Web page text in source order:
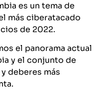
es un tema de
más ciberatacado
de 2022.
el panorama actual
y el conjunto de
deberes más